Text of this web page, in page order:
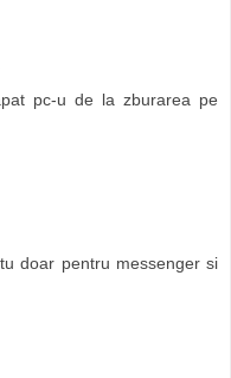
pc-u de la zburarea pe
doar pentru messenger si